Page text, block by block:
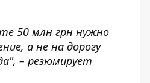
50 млн грн нужно
а не на дорогу
– резюмирует